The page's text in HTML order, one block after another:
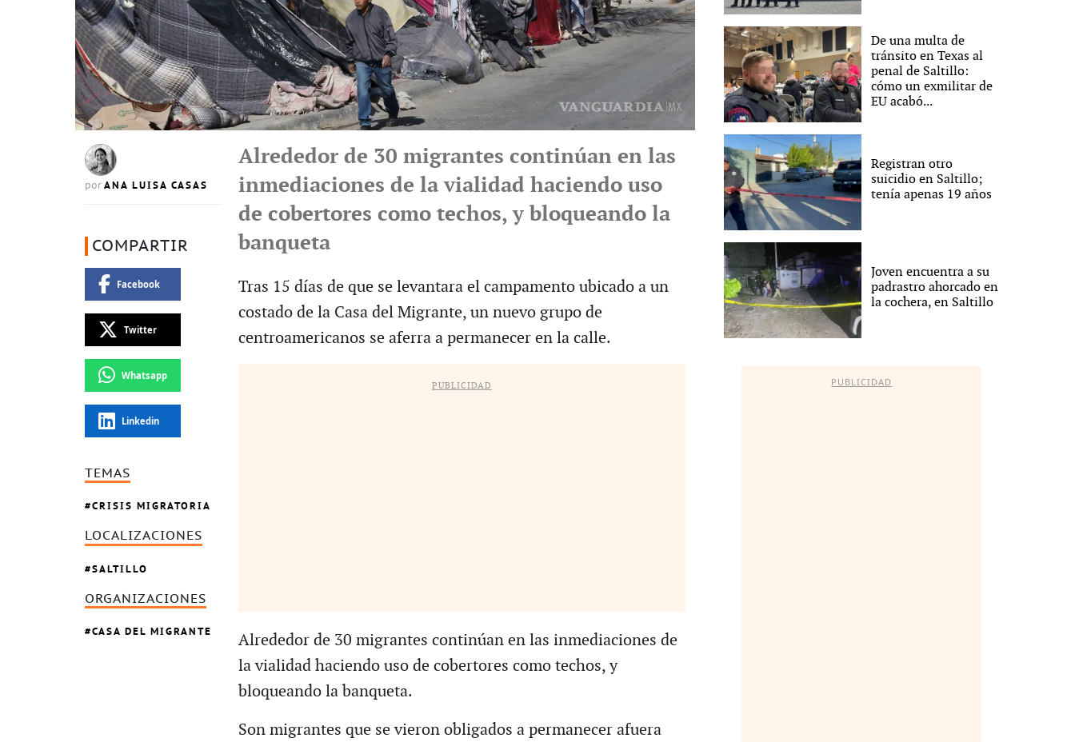
por ANA LUISA CASAS
COMPARTIR
Facebook
Twitter
Whatsapp
Linkedin
TEMAS
CRISIS MIGRATORIA
LOCALIZACIONES
SALTILLO
ORGANIZACIONES
CASA DEL MIGRANTE
Alrededor de 30 migrantes continúan en las
inmediaciones de la vialidad haciendo uso
de cobertores como techos, y bloqueando la
banqueta
Tras 15 días de que se levantara el campamento ubicado a un
costado de la Casa del Migrante, un nuevo grupo de
centroamericanos se aferra a permanecer en la calle.
PUBLICIDAD
Alrededor de 30 migrantes continúan en las inmediaciones de
la vialidad haciendo uso de cobertores como techos, y
bloqueando la banqueta.
Son migrantes que se vieron obligados a permanecer afuera
De una multa de
tránsito en Texas al
penal de Saltillo:
cómo un exmilitar de
EU acabó...
Registran otro
suicidio en Saltillo;
tenía apenas 19 años
Joven encuentra a su
padrastro ahorcado en
la cochera, en Saltillo
PUBLICIDAD